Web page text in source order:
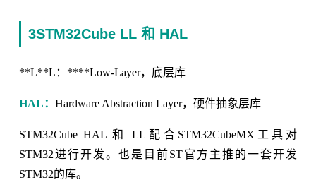
3STM32Cube LL 和 HAL
**L**L：****Low-Layer，底层库
HAL： Hardware Abstraction Layer，硬件抽象层库
STM32Cube HAL 和 LL配合STM32CubeMX工具对
STM32进行开发。也是目前ST官方主推的一套开发
STM32的库。